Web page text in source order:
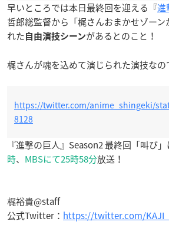
早いところでは本日最終回を迎える『進
哲郎総監督から「梶さんおまかせゾー
れた 自由演技シーンがあるとのこと！
梶さんが魂を込めて演じられた演技なの
https://twitter.com/anime_shingeki/
8128
『進撃の巨人』Season2 最終回「叫び」
時、 MBSにて25時58分放送！
梶裕貴@staff
公式Twitter： https://twitter.com/